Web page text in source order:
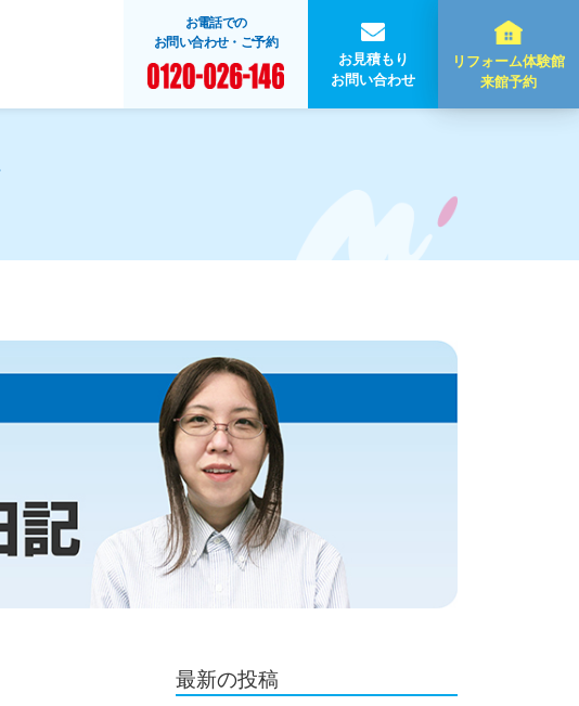
お電話での
お問い合わせ・ご予約
お見積もり
お問い合わせ
リフォーム体験館
来館予約
最新の投稿